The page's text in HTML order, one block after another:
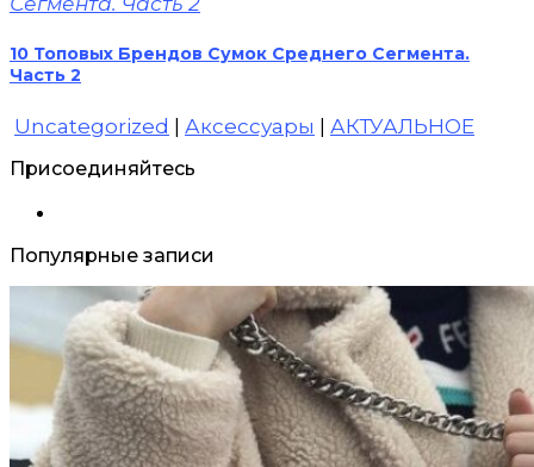
10 Топовых Брендов Сумок Среднего Сегмента.
Часть 2
Uncategorized | Аксессуары | АКТУАЛЬНОЕ
Присоединяйтесь
Популярные записи